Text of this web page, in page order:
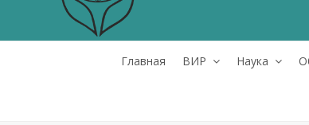
Главная ВИР Наука